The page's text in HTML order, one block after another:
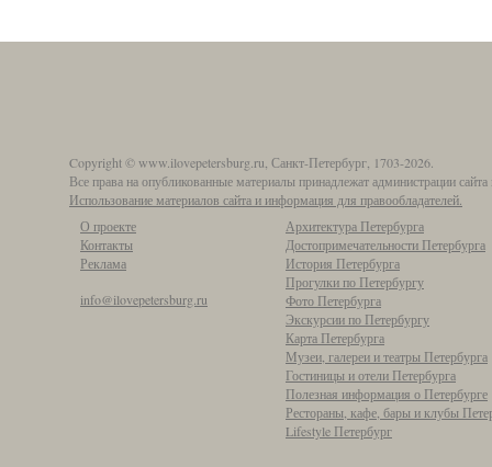
Copyright © www.ilovepetersburg.ru, Санкт-Петербург, 1703-2026.
Все права на опубликованные материалы принадлежат администрации
Использование материалов сайта и информация для правообладателей.
О проекте
Контакты
Реклама
info@ilovepetersburg.ru
Архитектура Петербурга
Достопримечательности Петербурга
История Петербурга
Прогулки по Петербургу
Фото Петербурга
Экскурсии по Петербургу
Карта Петербурга
Музеи, галереи и театры Петербурга
Гостиницы и отели Петербурга
Полезная информация о Петербурге
Рестораны, кафе, бары и клубы
Lifestyle Петербург